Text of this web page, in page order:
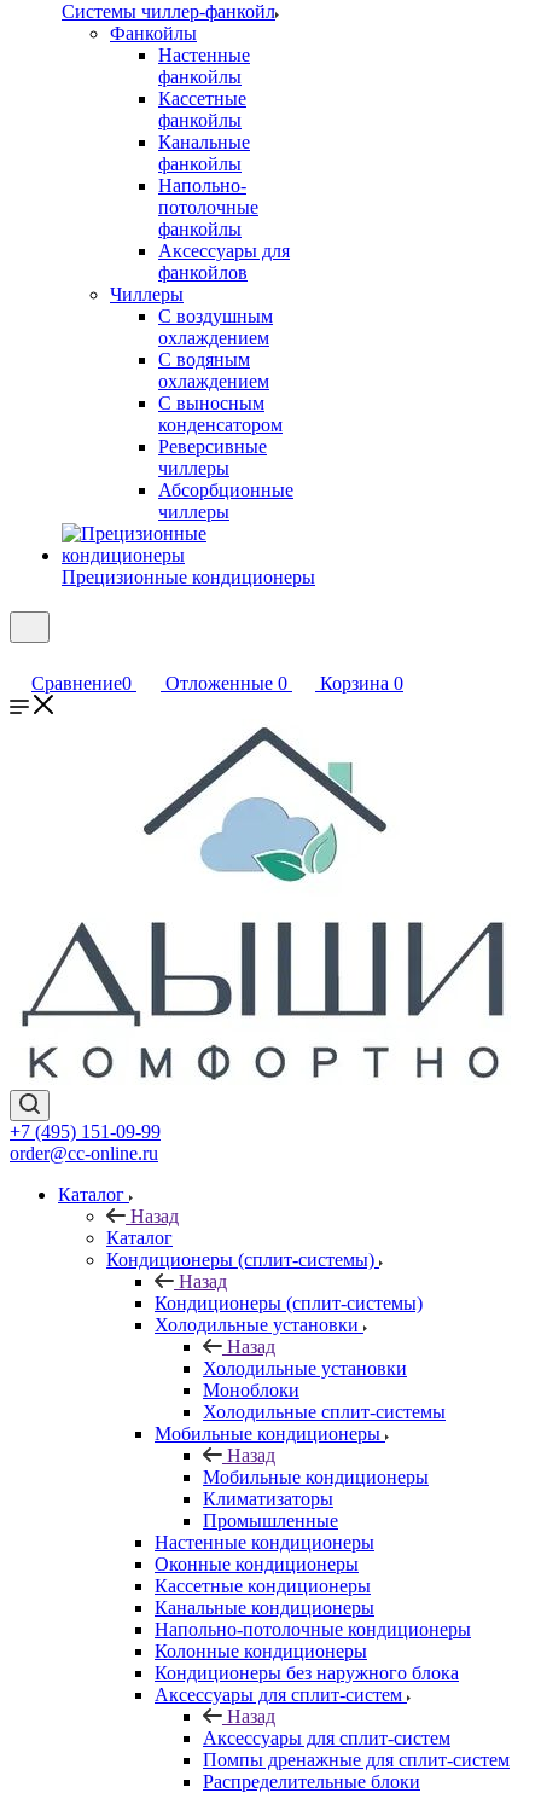
Системы чиллер-фанкойл
Фанкойлы
Настенные
фанкойлы
Кассетные
фанкойлы
Канальные
фанкойлы
Напольно-
потолочные
фанкойлы
Аксессуары для
фанкойлов
Чиллеры
С воздушным
охлаждением
С водяным
охлаждением
С выносным
конденсатором
Реверсивные
чиллеры
Абсорбционные
чиллеры
Прецизионные кондиционеры
Сравнение0 Отложенные 0 Корзина 0
+7 (495) 151-09-99
order@cc-online.ru
Каталог
Назад
Каталог
Кондиционеры (сплит-системы)
Назад
Кондиционеры (сплит-системы)
Холодильные установки
Назад
Холодильные установки
Моноблоки
Холодильные сплит-системы
Мобильные кондиционеры
Назад
Мобильные кондиционеры
Климатизаторы
Промышленные
Настенные кондиционеры
Оконные кондиционеры
Кассетные кондиционеры
Канальные кондиционеры
Напольно-потолочные кондиционеры
Колонные кондиционеры
Кондиционеры без наружного блока
Аксессуары для сплит-систем
Назад
Аксессуары для сплит-систем
Помпы дренажные для сплит-систем
Распределительные блоки